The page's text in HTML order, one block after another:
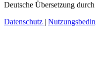
Deutsche Übersetzung durch
Datenschutz |